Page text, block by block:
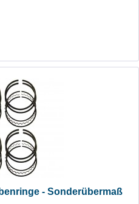
- Sonderübermaß